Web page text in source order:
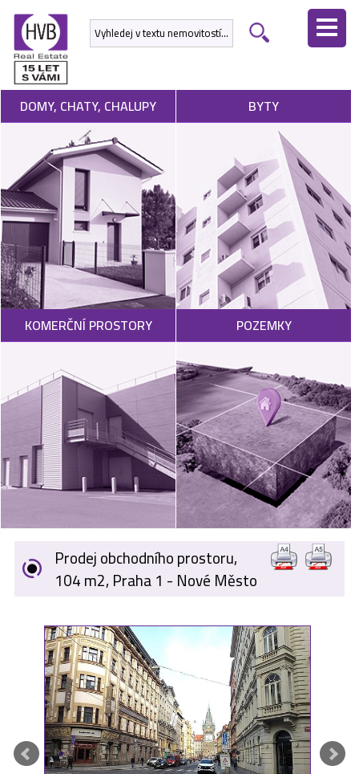
DOMY, CHATY, CHALUPY BYTY
KOMERČNÍ PROSTORY POZEMKY
ÚVODNÍ
STRÁNKA
NEMOVITOSTI
DEVELOPERSKÉ
PROJEKTY
SLUŽBY
NABÍDNOUT
NEMOVITOST
POPTAT
NEMOVITOST
VÝKUP
NEMOVITOSTÍ
SPONZORUJEME
NÁŠ ČASOPIS
KARIÉRA
O NÁS
Prodej obchodního prostoru,
104 m2, Praha 1 - Nové Město